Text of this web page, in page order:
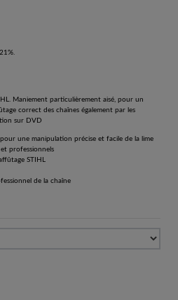
Maniement particulièrement aisé, pour un
correct des chaînes également par les
sur DVD
une manipulation précise et facile de la lime
professionnels
STIHL
de la chaîne